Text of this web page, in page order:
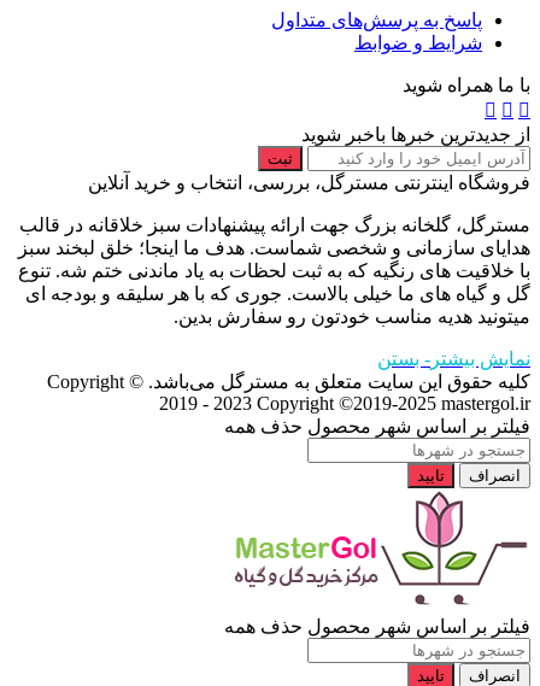
پاسخ به پرسش‌های متداول
شرایط و ضوابط
با ما همراه شوید
از جدیدترین خبرها باخبر شوید
ثبت
فروشگاه اینترنتی مسترگل، بررسی، انتخاب و خرید آنلاین
مسترگل، گلخانه بزرگ جهت ارائه پیشنهادات سبز خلاقانه در قالب
هدایای سازمانی و شخصی شماست. هدف ما اینجا؛ خلق لبخند سبز
با خلاقیت های رنگیه که به ثبت لحظات به یاد ماندنی ختم شه. تنوع
گل و گیاه های ما خیلی بالاست. جوری که با هر سلیقه و بودجه ای
میتونید هدیه مناسب خودتون رو سفارش بدین.
نمایش بیشتر - بستن
کلیه حقوق این سایت متعلق به مسترگل می‌باشد. Copyright ©
2019 - 2023 Copyright ©2019-2025 mastergol.ir
فیلتر بر اساس شهر محصول حذف همه
انصراف تایید
فیلتر بر اساس شهر محصول حذف همه
انصراف تایید